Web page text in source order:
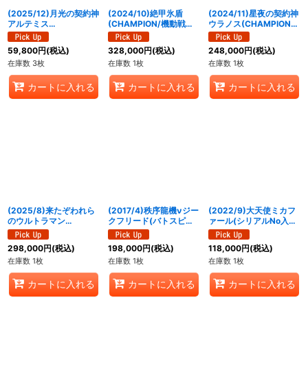
(2025/12)月光の契約神
アルテミス
(SECONDPLACE/バト
スピチャンピオンシップ
3on3)【契約X】{BS72-
CX03}《白》
59,800円(税込)
在庫数 3枚
カートに入れる
(2024/10)絶甲氷盾
(CHAMPION/機動戦士
ガンダムイラスト)【-】
{SD56-RV009}《白》
328,000円(税込)
在庫数 1枚
カートに入れる
(2024/11)星夜の契約神
ウラノス(CHAMPION)
【契約X】{BS70-
CX03}《黄》
248,000円(税込)
在庫数 1枚
カートに入れる
(2025/8)来たぞわれら
のウルトラマン
(CHAMPION/ウルトラ
マンカップ/VSゼットン
イラスト)【LM】
{LM19-U07}《青》
298,000円(税込)
在庫数 1枚
カートに入れる
(2017/4)秩序龍機νジー
クフリード(バトスピチ
ャンピオンシップ2017-
煌臨杯-)【X】{SD39-
X01}《白》
198,000円(税込)
在庫数 1枚
カートに入れる
(2022/9)大天使ミカフ
ァール(シリアルNo入り)
【X】{BS02-X08}
《黄》
118,000円(税込)
在庫数 1枚
カートに入れる